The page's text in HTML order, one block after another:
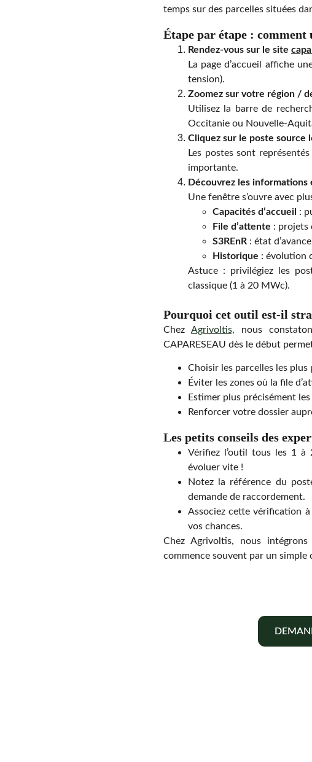
temps sur des parcelles situées
Étape par étape :
Rendez-vous sur le site
La page d’accueil affiche
tension).
Zoomez sur votre région /
Utilisez la barre de
Occitanie ou Nouvelle-
Cliquez sur le poste source
Les postes sont
importante.
Découvrez les informations
Une fenêtre s’ouvre avec
Capacités d’accueil :
File d’attente : projets
S3REnR: état
Historique : évolution
Astuce : privilégiez les
classique (1 à 20 MWc).
Pourquoi cet outil est-il
ChezAgrivoltis, nous
CAPARESEAU dès le début
Choisir les parcelles les plus
Éviter les zones où la file
Estimer plus précisément
Renforcer votre dossier
Les petits conseils des
Vérifiez l’outil tous les 1 à
évoluer vite !
Notez la référence du
demande de raccordement.
Associez cette vérification
vos chances.
ChezAgrivoltis, nous intégrons
commence souvent par un simple